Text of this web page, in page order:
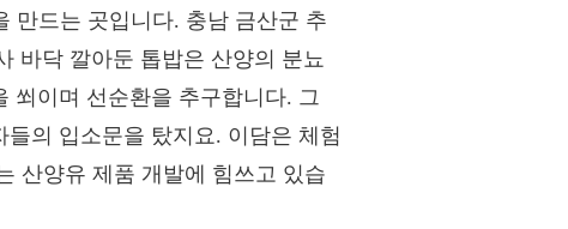
만드는 곳입니다. 충남 금산군 추
바닥 깔아둔 톱밥은 산양의 분뇨
쐬이며 선순환을 추구합니다. 그
의 입소문을 탔지요. 이담은 체험
산양유 제품 개발에 힘쓰고 있습